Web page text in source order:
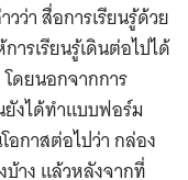
ว่า สื่อการเรียนรู้ด้วย
ารเรียนรู้เดินต่อไปได้
ดยนอกจากการ
ยังได้ทำแบบฟอร์ม
อกาสต่อไปว่า กล่อง
บ้าง แล้วหลังจากที่